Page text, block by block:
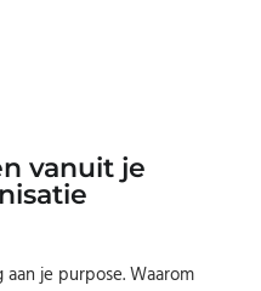
vanuit je
je purpose. Waarom